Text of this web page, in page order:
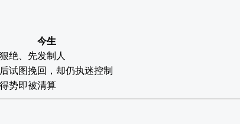
今生
绝、先发制人
试图挽回，却仍执迷控制
势即被清算